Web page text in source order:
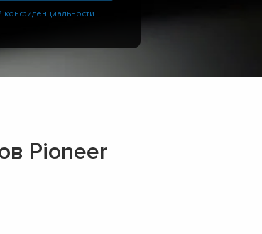
конфиденциальности
Pioneer